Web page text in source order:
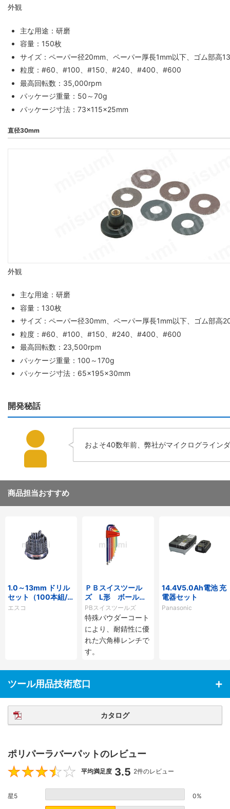
外観
主な用途：研磨
容量：150枚
サイズ：ペーパー径20mm、ペーパー厚長1mm以下、ゴム部高
粒度：#60、#100、#150、#240、#400、#600
最高回転数：35,000rpm
パッケージ重量：50～70g
パッケージ寸法：73×115×25mm
直径30mm
外観
主な用途：研磨
容量：130枚
サイズ：ペーパー径30mm、ペーパー厚長1mm以下、ゴム部高
粒度：#60、#100、#150、#240、#400、#600
最高回転数：23,500rpm
パッケージ重量：100～170g
パッケージ寸法：65×195×30mm
開発秘話
およそ40数年前、弊社がマイクログライン
商品担当おすすめ
1.0～13mm ドリル
セット（100本組/H
SS）
エスコ
ＰＢスイスツール
ズ L形 ボール付
ロング六角棒レンチ
セット（レインボ
ー）
PBスイスツールズ
特殊パウダーコート
により、耐錆性に優
れた六角棒レンチで
す。
14.4V5.0Ah電池 充
電器セット
Panasonic
ツール用品技術窓口
カタログ
ポリパーラバーパットのレビュー
3.5
平均満足度 3.5 2件のレビュー
星5 0%